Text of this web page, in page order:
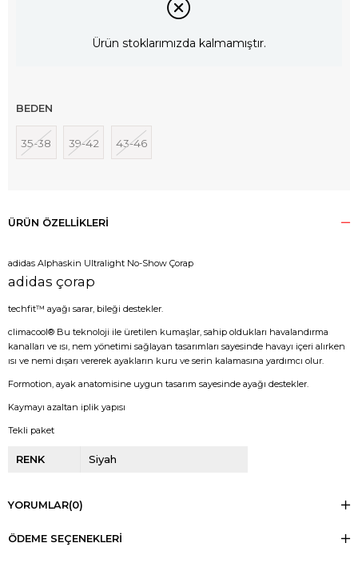
Ürün stoklarımızda kalmamıştır.
BEDEN
35-38 39-42 43-46
ÜRÜN ÖZELLIKLERI
adidas Alphaskin Ultralight No-Show Çorap
adidas çorap
techfit™ ayağı sarar, bileği destekler.
climacool® Bu teknoloji ile üretilen kumaşlar, sahip oldukları havalandırma
kanalları ve ısı, nem yönetimi sağlayan tasarımları sayesinde havayı içeri alırken
ısı ve nemi dışarı vererek ayakların kuru ve serin kalamasına yardımcı olur.
Formotion, ayak anatomisine uygun tasarım sayesinde ayağı destekler.
Kaymayı azaltan iplik yapısı
Tekli paket
RENK Siyah
YORUMLAR(0)
ÖDEME SEÇENEKLERI